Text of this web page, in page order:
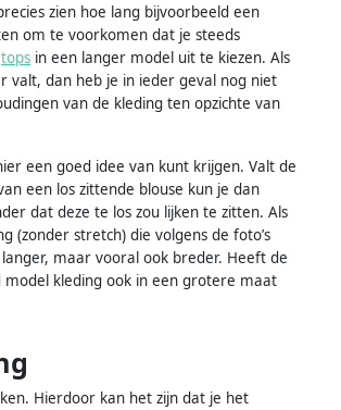
zien hoe lang bijvoorbeeld een
om te voorkomen dat je steeds
tops in een langer model uit te kiezen. Als
dan heb je in ieder geval nog niet
van de kleding ten opzichte van
een goed idee van kunt krijgen. Valt de
een los zittende blouse kun je dan
dat deze te los zou lijken te zitten. Als
(zonder stretch) die volgens de foto’s
maar vooral ook breder. Heeft de
kleding ook in een grotere maat
Hierdoor kan het zijn dat je het